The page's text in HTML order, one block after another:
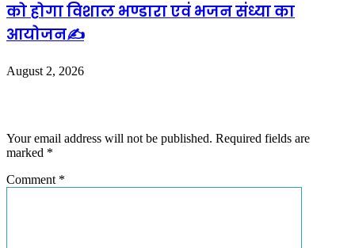
को होगा विशाल भण्डारा एवं भजन संध्या का
आयोजन✍️
August 2, 2026
Your email address will not be published. Required fields are
marked *
Comment *